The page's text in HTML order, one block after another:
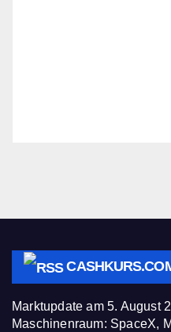
Marktupdate am 5. August
Maschinenraum: SpaceX,